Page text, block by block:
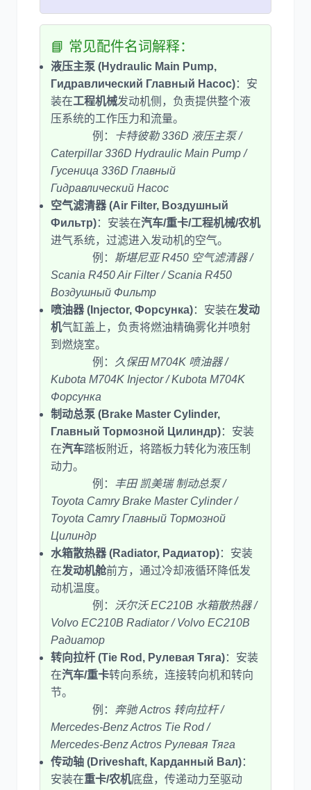
📘 常见配件名词解释：
液压主泵 (Hydraulic Main Pump,
Гидравлический Главный Насос)：安
装在工程机械发动机侧，负责提供整个液
压系统的工作压力和流量。
例：
卡特彼勒 336D 液压主泵 /
Caterpillar 336D Hydraulic Main Pump /
Гусеница 336D Главный
Гидравлический Насос
空气滤清器 (Air Filter, Воздушный
Фильтр)：安装在汽车/重卡/工程机械/农机
进气系统，过滤进入发动机的空气。
例： 斯堪尼亚 R450 空气滤清器 /
Scania R450 Air Filter / Scania R450
Воздушный Фильтр
喷油器 (Injector, Форсунка)：安装在发动
机气缸盖上，负责将燃油精确雾化并喷射
到燃烧室。
例：
久保田 M704K 喷油器 /
Kubota M704K Injector / Kubota M704K
Форсунка
制动总泵 (Brake Master Cylinder,
Главный Тормозной Цилиндр)：安装
在汽车踏板附近，将踏板力转化为液压制
动力。
例： 丰田 凯美瑞 制动总泵 /
Toyota Camry Brake Master Cylinder /
Toyota Camry Главный Тормозной
Цилиндр
水箱散热器 (Radiator, Радиатор)：安装
在发动机舱前方，通过冷却液循环降低发
动机温度。
例：
沃尔沃 EC210B 水箱散热器 /
Volvo EC210B Radiator / Volvo EC210B
Радиатор
转向拉杆 (Tie Rod, Рулевая Тяга)：安装
在汽车/重卡转向系统，连接转向机和转向
节。
例： 奔驰 Actros 转向拉杆 /
Mercedes-Benz Actros Tie Rod /
Mercedes-Benz Actros Рулевая Тяга
传动轴 (Driveshaft, Карданный Вал)：
安装在重卡/农机底盘，传递动力至驱动